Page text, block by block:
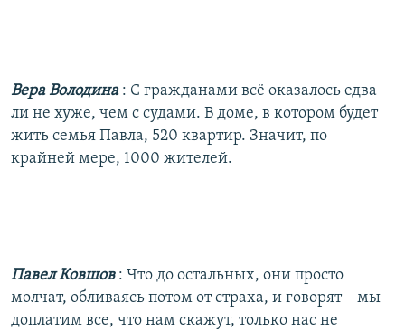
Вера Володина : С гражданами всё оказалось едва
ли не хуже, чем с судами. В доме, в котором будет
жить семья Павла, 520 квартир. Значит, по
крайней мере, 1000 жителей.
Павел Ковшов : Что до остальных, они просто
молчат, обливаясь потом от страха, и говорят – мы
доплатим все, что нам скажут, только нас не